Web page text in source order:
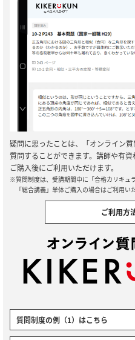
疑問に思ったことは、「オンライン
質問することができます。講師や有
ご購入後にご利用いただけます。
※質問制度は、受講期間中に「合格カリキュ
「総合講義」単体ご購入の場合はご利用い
ご利用方
質問制度の例（1）はこちら